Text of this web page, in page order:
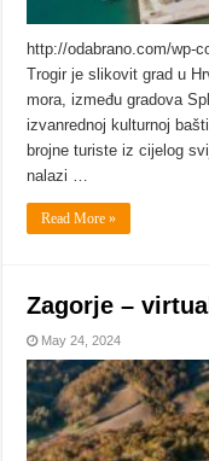
http://odabrano.com/wp-
Trogir je slikovit grad u
mora, između gradova
izvanrednoj kulturnoj
brojne turiste iz cijelog
nalazi …
Read More »
Zagorje –
May 24, 2024